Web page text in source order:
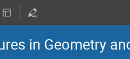
in Geometry